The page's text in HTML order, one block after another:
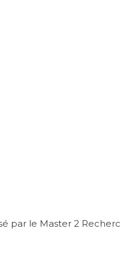
par le Master 2